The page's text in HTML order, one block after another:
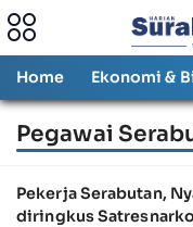
Home Ekonomi &
Pegawai
Pekerja Serabutan,
diringkus